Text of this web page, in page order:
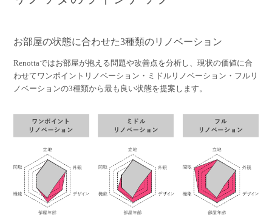
お部屋の状態に合わせた3種類のリノベーション
Renottaではお部屋が抱える問題や改善点を分析し、現状の価値に合
わせてワンポイントリノベーション・ミドルリノベーション・フルリ
ノベーションの3種類から最も良い状態を提案します。